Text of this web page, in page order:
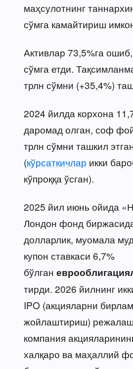
маҳсулотнинг
сўмга камайтириш
Активлар 73,5%га
сўмга етди.
трлн сўмни (+35,4%)
2024 йилда корхона
даромад олган, соф
трлн сўмни ташкил
(кўрсаткичлар икки
кўпроққа ўсган).
2025 йил июнь ойида
Лондон фонд
долларлик, муомала
купон ставкаси 6,7%
бўлган
тирди. 2026 йилнинг
IPO (акцияларни
жойлаштириш)
компания
халқаро ва маҳаллий